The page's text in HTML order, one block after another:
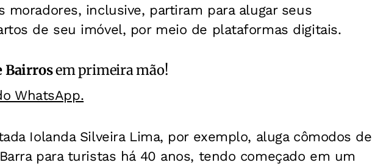
moradores, inclusive, partiram para alugar seus
de seu imóvel, por meio de plataformas digitais.
Bairrosem primeira mão!
WhatsApp.
Iolanda Silveira Lima, por exemplo, aluga cômodos de
para turistas há 40 anos, tendo começado em um